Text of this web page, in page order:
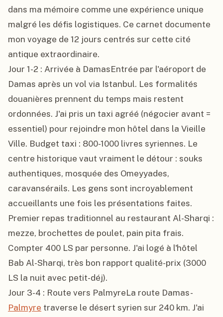
dans ma mémoire comme une expérience unique
malgré les défis logistiques. Ce carnet documente
mon voyage de 12 jours centrés sur cette cité
antique extraordinaire.
Jour 1-2 : Arrivée à DamasEntrée par l'aéroport de
Damas après un vol via Istanbul. Les formalités
douanières prennent du temps mais restent
ordonnées. J'ai pris un taxi agréé (négocier avant =
essentiel) pour rejoindre mon hôtel dans la Vieille
Ville. Budget taxi : 800-1000 livres syriennes. Le
centre historique vaut vraiment le détour : souks
authentiques, mosquée des Omeyyades,
caravansérails. Les gens sont incroyablement
accueillants une fois les présentations faites.
Premier repas traditionnel au restaurant Al-Sharqi :
mezze, brochettes de poulet, pain pita frais.
Compter 400 LS par personne. J'ai logé à l'hôtel
Bab Al-Sharqi, très bon rapport qualité-prix (3000
LS la nuit avec petit-déj).
Jour 3-4 : Route vers PalmyreLa route Damas-
Palmyre traverse le désert syrien sur 240 km. J'ai